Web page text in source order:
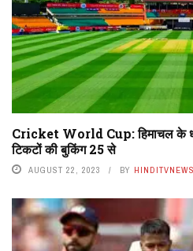
Cricket World Cup: हिमाचल के
टिकटों की बुकिंग 25 से
AUGUST 22, 2023 BY HINDITVNEWS